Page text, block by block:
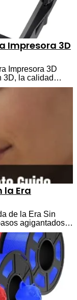
Impresora 3D
Impresora 3D
3D, la calidad…
la Era
de la Era Sin
agigantados…